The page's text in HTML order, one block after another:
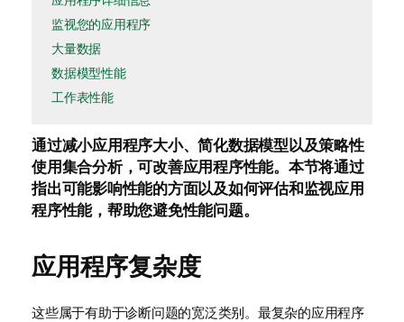
监视您的应用程序
大量数据
数据模型性能
工作表性能
通过减小应用程序大小、简化数据模型以及策略性
使用集合分析，可改善应用程序性能。本节将通过
指出可能影响性能的方面以及如何评估和监视应用
程序性能，帮助您避免性能问题。
应用程序复杂度
这些属于有助于诊断问题的宽泛类别。最复杂的应用程序